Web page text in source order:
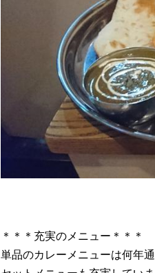
＊＊＊充実のメニュー＊＊＊
単品のカレーメニューは何年